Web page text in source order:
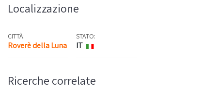
Localizzazione
CITTÀ:
Roverè della Luna Mappa
STATO:
IT
Ricerche correlate